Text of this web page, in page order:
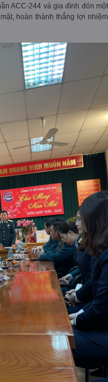
ACC-244 và gia đình đón một
hoàn thành thắng lợi nhiệm